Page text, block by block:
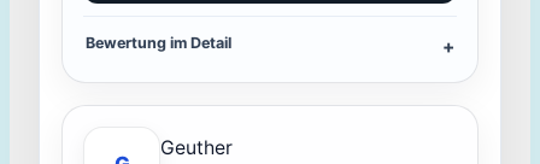
Bewertung im Detail
Geuther